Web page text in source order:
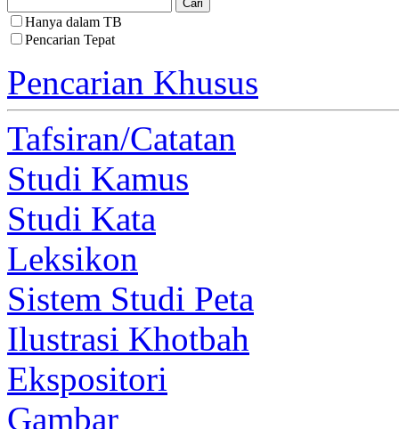
Hanya dalam TB
Pencarian Tepat
Pencarian Khusus
Tafsiran/Catatan
Studi Kamus
Studi Kata
Leksikon
Sistem Studi Peta
Ilustrasi Khotbah
Ekspositori
Gambar